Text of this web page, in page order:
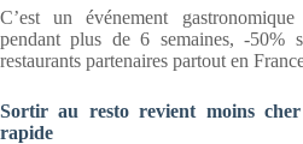
C’est un événement
pendant plus de 6 semaines, -50%
restaurants partenaires partout en
Sortir au resto revient moins
rapide